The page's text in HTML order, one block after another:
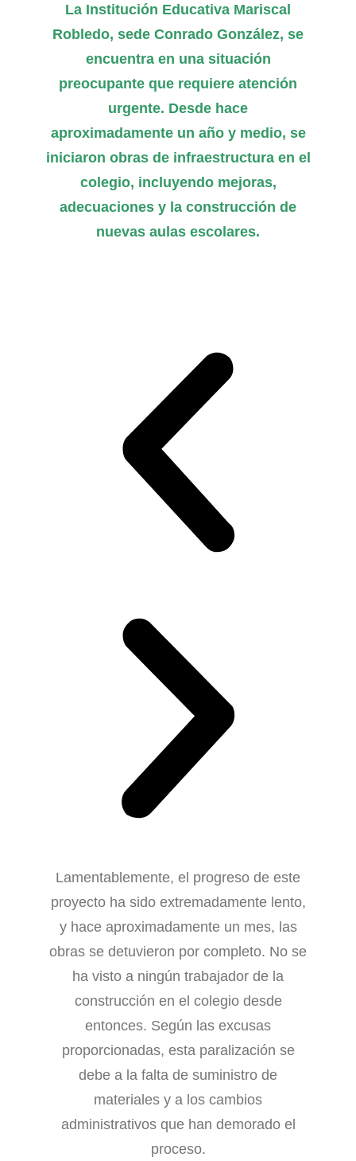
La Institución Educativa Mariscal
Robledo, sede Conrado González, se
encuentra en una situación
preocupante que requiere atención
urgente. Desde hace
aproximadamente un año y medio, se
iniciaron obras de infraestructura en el
colegio, incluyendo mejoras,
adecuaciones y la construcción de
nuevas aulas escolares.
Lamentablemente, el progreso de este
proyecto ha sido extremadamente lento,
y hace aproximadamente un mes, las
obras se detuvieron por completo. No se
ha visto a ningún trabajador de la
construcción en el colegio desde
entonces. Según las excusas
proporcionadas, esta paralización se
debe a la falta de suministro de
materiales y a los cambios
administrativos que han demorado el
proceso.